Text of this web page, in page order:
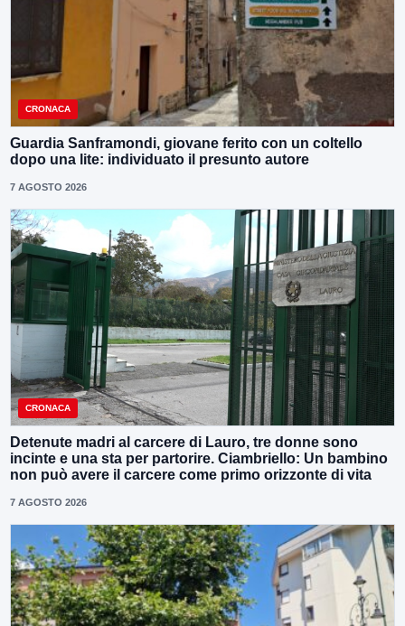
CRONACA
Guardia Sanframondi, giovane ferito con un coltello
dopo una lite: individuato il presunto autore
7 AGOSTO 2026
CRONACA
Detenute madri al carcere di Lauro, tre donne sono
incinte e una sta per partorire. Ciambriello: Un bambino
non può avere il carcere come primo orizzonte di vita
7 AGOSTO 2026